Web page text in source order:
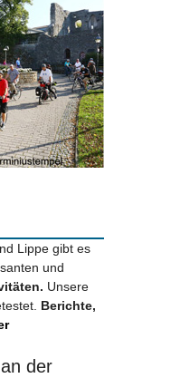
Lippe gibt es
und
Unsere
Berichte,
der